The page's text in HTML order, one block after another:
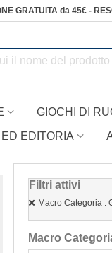
GRATUITA da 45€ -
GIOCHI DI
ED EDITORIA
Filtri attivi
Macro Categoria :
Macro